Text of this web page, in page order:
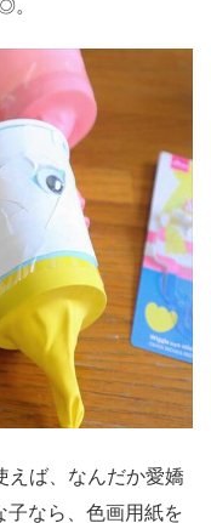
。
えば、なんだか愛嬌
子なら、色画用紙を